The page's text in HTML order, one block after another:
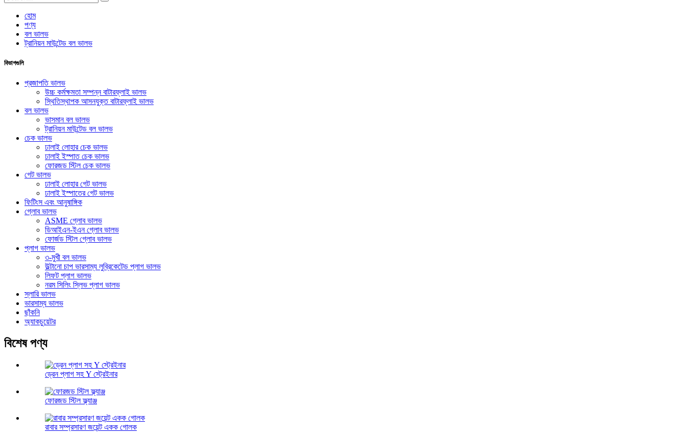
হোম
পণ্য
বল ভালভ
ট্রানিয়ন মাউন্টেড বল ভালভ
বিভাগগুলি
প্রজাপতি ভালভ
উচ্চ কর্মক্ষমতা সম্পন্ন বাটারফ্লাই ভালভ
স্থিতিস্থাপক আসনযুক্ত বাটারফ্লাই ভালভ
বল ভালভ
ভাসমান বল ভালভ
ট্রানিয়ন মাউন্টেড বল ভালভ
চেক ভালভ
ঢালাই লোহার চেক ভালভ
ঢালাই ইস্পাত চেক ভালভ
ফোরজড স্টিল চেক ভালভ
গেট ভালভ
ঢালাই লোহার গেট ভালভ
ঢালাই ইস্পাতের গেট ভালভ
ফিটিংস এবং আনুষাঙ্গিক
গ্লোব ভালভ
ASME গ্লোব ভালভ
ডিআইএন-ইএন গ্লোব ভালভ
ফোর্জড স্টিল গ্লোব ভালভ
প্লাগ ভালভ
৩-মুখী বল ভালভ
উল্টানো চাপ ভারসাম্য লুব্রিকেটেড প্লাগ ভালভ
লিফট প্লাগ ভালভ
নরম সিলিং স্লিভ প্লাগ ভালভ
স্লারি ভালভ
ভারসাম্য ভালভ
ছাঁকনি
অ্যাকচুয়েটর
বিশেষ পণ্য
ড্রেন প্লাগ সহ Y স্ট্রেইনার
ফোরজড স্টিল ফ্ল্যাঞ্জ
রাবার সম্প্রসারণ জয়েন্ট একক গোলক